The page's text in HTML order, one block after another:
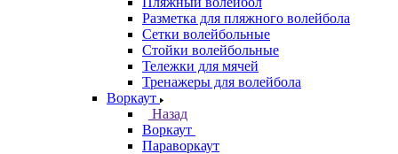
Разметка для пляжного волейбола
Сетки волейбольные
Стойки волейбольные
Тележки для мячей
Тренажеры для волейбола
Воркаут
Назад
Воркаут
Параворкаут